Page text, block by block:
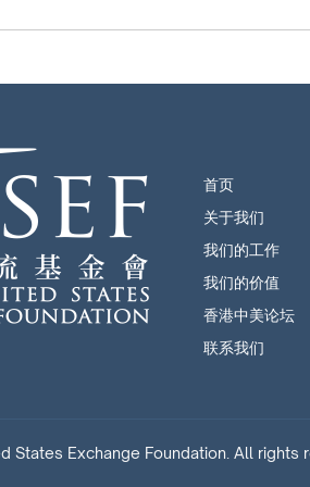
首页
关于我们
我们的工作
我们的价值
香港中美论坛
联系我们
States Exchange Foundation. All rights